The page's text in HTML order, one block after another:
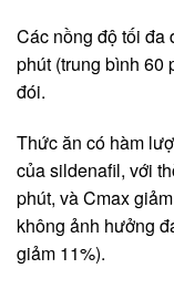
Các nồng độ tối đa
phút (trung bình 60
đói.
Thức ăn có hàm
của sildenafil, với
phút, và Cmax
không ảnh hưởng
giảm 11%).